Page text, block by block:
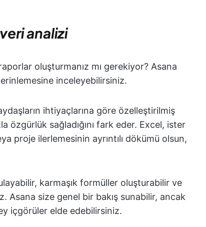
analizi
oluşturmanız mı gerekiyor? Asana
inceleyebilirsiniz.
ihtiyaçlarına göre özelleştirilmiş
sağladığını fark eder. Excel, ister
proje ilerlemesinin ayrıntılı dökümü olsun,
karmaşık formüller oluşturabilir ve
Asana size genel bir bakış sunabilir, ancak
içgörüler elde edebilirsiniz.